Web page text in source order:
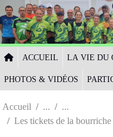
ACCUEIL LA VIE DU
PHOTOS & VIDÉOS
Accueil
Les tickets de la bourriche
Panneau de gestion des